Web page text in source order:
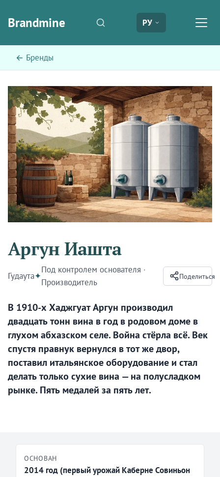
Brandmine РУ
← Бренды
Аргун Иашта
Гудаута✦
Под контролем основателя ·
Производитель
Поделиться
В 1910-х Хаджгуат Аргун производил
двадцать тонн вина в год в родовом доме в
глухом абхазском селе. Война стёрла всё. Век
спустя правнук вернулся в тот же двор,
поставил итальянское оборудование и стал
делать только сухие вина — на полусладком
рынке. Пять медалей за пять лет.
ОСНОВАН
2014 год (первый урожай Каберне Совиньон